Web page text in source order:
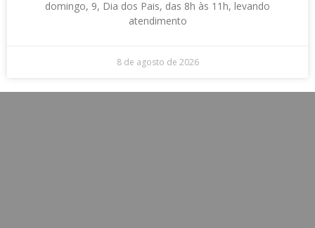
domingo, 9, Dia dos Pais, das 8h às 11h, levando
atendimento
8 de agosto de 2026